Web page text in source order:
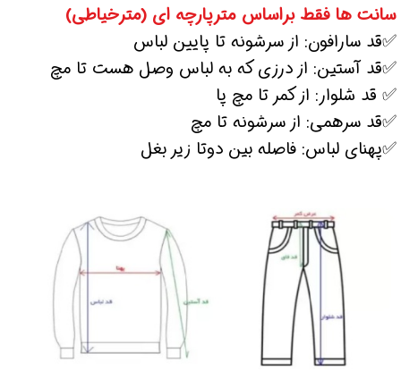
سانت ها فقط براساس مترپارچه ای (مترخیاطی)
✅قد سارافون: از سرشونه تا پایین لباس
✅قد آستین: از درزی که به لباس وصل هست تا مچ
✅ قد شلوار: از کمر تا مچ پا
✅قد سرهمی: از سرشونه تا مچ
✅پهنای لباس: فاصله بین دوتا زیر بغل